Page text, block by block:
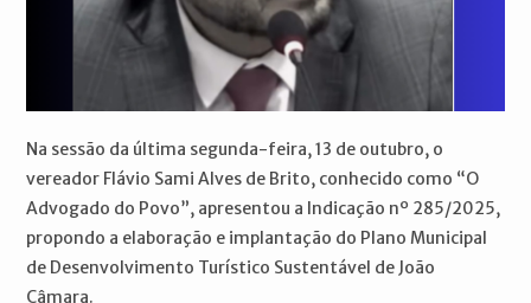
Na sessão da última segunda-feira, 13 de outubro, o
vereador Flávio Sami Alves de Brito, conhecido como “O
Advogado do Povo”, apresentou a Indicação nº 285/2025,
propondo a elaboração e implantação do Plano Municipal
de Desenvolvimento Turístico Sustentável de João
Câmara.